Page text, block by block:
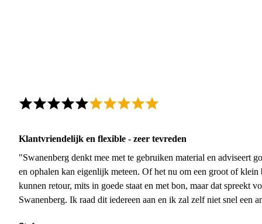
Klantvriendelijk en flexible - zeer tevreden
"Swanenberg denkt mee met te gebruiken material en adviseert
en ophalen kan eigenlijk meteen. Of het nu om een groot of
kunnen retour, mits in goede staat en met bon, maar dat spreekt
Swanenberg. Ik raad dit iedereen aan en ik zal zelf niet snel een